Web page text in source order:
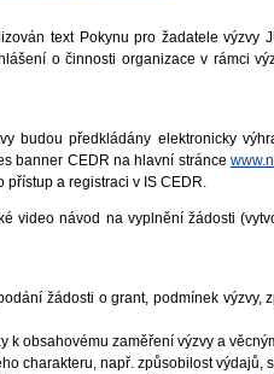
text Pokynu pro žadatele výzvy
o činnosti organizace v rámci
budou předkládány elektronicky
banner CEDR na hlavní stránce
přístup a registraci v IS CEDR.
video návod na vyplnění žádosti
žádosti o grant, podmínek
k obsahovému zaměření výzvy a
charakteru, např. způsobilost výdajů,